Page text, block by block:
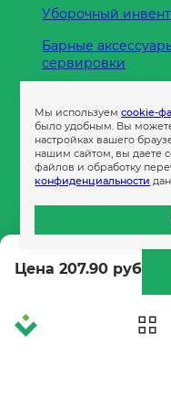
Цена 207.90 руб
Уборочный
Барные
сервировки
Пленка
Пакеты и сумки
Контейнеры
Бумага офисная
Гигиеническая
Мы используемcookie-
было удобным. Вы
настройках вашего
нашим сайтом, вы даете
файлов и обработку
конфиденциальности